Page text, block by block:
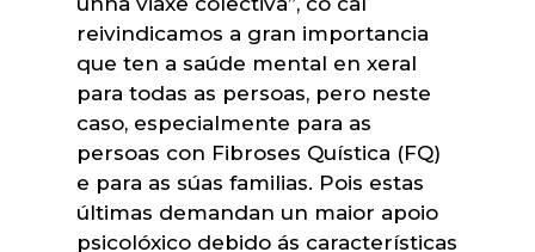
reivindicamos a gran importancia
que ten a saúde mental en xeral
para todas as persoas, pero neste
caso, especialmente para as
persoas con Fibroses Quística (FQ)
e para as súas familias. Pois estas
últimas demandan un maior apoio
psicolóxico debido ás características